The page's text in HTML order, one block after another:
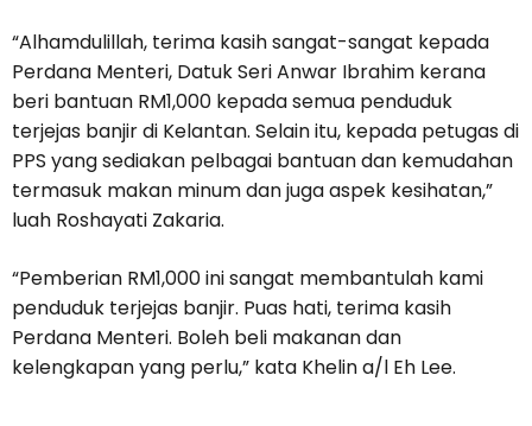
“Alhamdulillah, terima kasih sangat-sangat kepada
Perdana Menteri, Datuk Seri Anwar Ibrahim kerana
beri bantuan RM1,000 kepada semua penduduk
terjejas banjir di Kelantan. Selain itu, kepada petugas di
PPS yang sediakan pelbagai bantuan dan kemudahan
termasuk makan minum dan juga aspek kesihatan,”
luah Roshayati Zakaria.
“Pemberian RM1,000 ini sangat membantulah kami
penduduk terjejas banjir. Puas hati, terima kasih
Perdana Menteri. Boleh beli makanan dan
kelengkapan yang perlu,” kata Khelin a/l Eh Lee.